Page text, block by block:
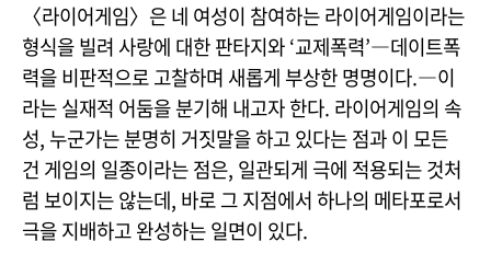
〈라이어게임〉은 네 여성이 참여하는 라이어게임이라는
형식을 빌려 사랑에 대한 판타지와 ‘교제폭력’―데이트폭
력을 비판적으로 고찰하며 새롭게 부상한 명명이다.―이
라는 실재적 어둠을 분기해 내고자 한다. 라이어게임의 속
성, 누군가는 분명히 거짓말을 하고 있다는 점과 이 모든
건 게임의 일종이라는 점은, 일관되게 극에 적용되는 것처
럼 보이지는 않는데, 바로 그 지점에서 하나의 메타포로서
극을 지배하고 완성하는 일면이 있다.